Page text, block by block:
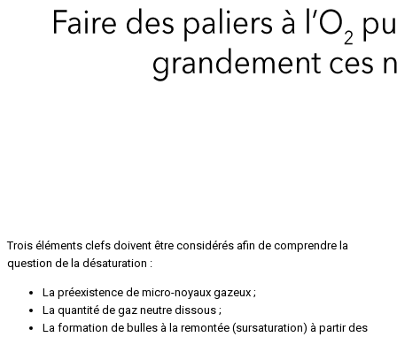
Trois éléments clefs doivent être considérés afin de comprendre la
question de la désaturation :
La préexistence de micro-noyaux gazeux ;
La quantité de gaz neutre dissous ;
La formation de bulles à la remontée (sursaturation) à partir des